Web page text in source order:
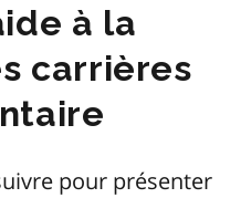
à la
carrières
pour présenter